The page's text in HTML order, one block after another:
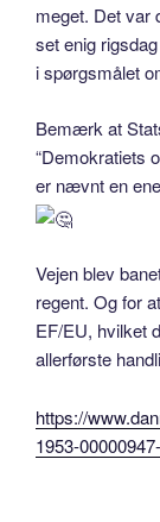
meget. Det var
set enig
i spørgsmålet
Bemærk at
“Demokratiets
er nævnt en
Vejen blev
regent. Og for
EF/EU, hvilket
allerførste
https://
1953-